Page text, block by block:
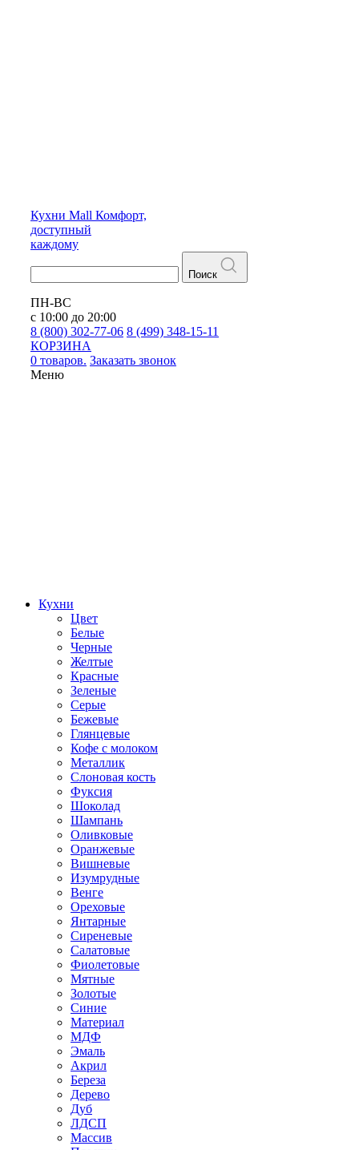
Кухни Mall Комфорт,
доступный
каждому
Поиск
ПН-ВС
с 10:00 до 20:00
8 (800) 302-77-06 8 (499) 348-15-11
КОРЗИНА
0 товаров. Заказать звонок
Меню
Кухни
Цвет
Белые
Черные
Желтые
Красные
Зеленые
Серые
Бежевые
Глянцевые
Кофе с молоком
Металлик
Слоновая кость
Фуксия
Шоколад
Шампань
Оливковые
Оранжевые
Вишневые
Изумрудные
Венге
Ореховые
Янтарные
Сиреневые
Салатовые
Фиолетовые
Мятные
Золотые
Синие
Материал
МДФ
Эмаль
Акрил
Береза
Дерево
Дуб
ЛДСП
Массив